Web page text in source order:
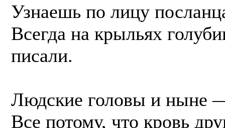
Узнаешь по лицу
Всегда на крыльях
писали.
Людские головы и ныне
Все потому, что кровь